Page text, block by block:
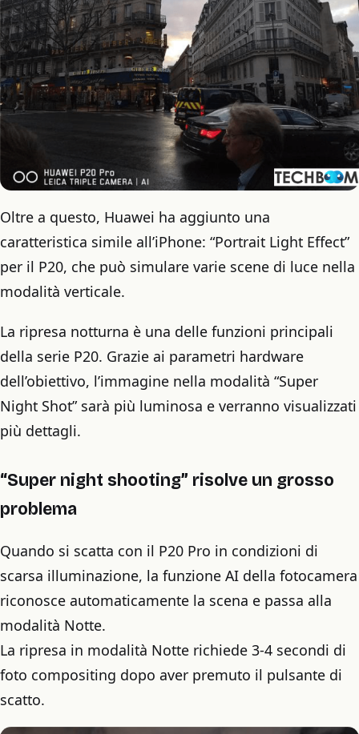
Oltre a questo, Huawei ha aggiunto una
caratteristica simile all’iPhone: “Portrait Light Effect”
per il P20, che può simulare varie scene di luce nella
modalità verticale.
La ripresa notturna è una delle funzioni principali
della serie P20. Grazie ai parametri hardware
dell’obiettivo, l’immagine nella modalità “Super
Night Shot” sarà più luminosa e verranno visualizzati
più dettagli.
“Super night shooting” risolve un grosso
problema
Quando si scatta con il P20 Pro in condizioni di
scarsa illuminazione, la funzione AI della fotocamera
riconosce automaticamente la scena e passa alla
modalità Notte.
La ripresa in modalità Notte richiede 3-4 secondi di
foto compositing dopo aver premuto il pulsante di
scatto.